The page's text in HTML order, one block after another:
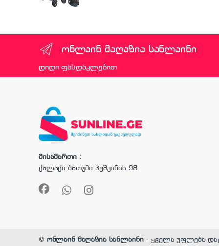
ონლაინ მაღაზია სანლაინი
დიდი ფასდაკლებით
მისამართი :
ქალაქი ბათუმი პუშკინის 98
© ონლაინ მაღაზია სანლაინი- ყველა უფლება